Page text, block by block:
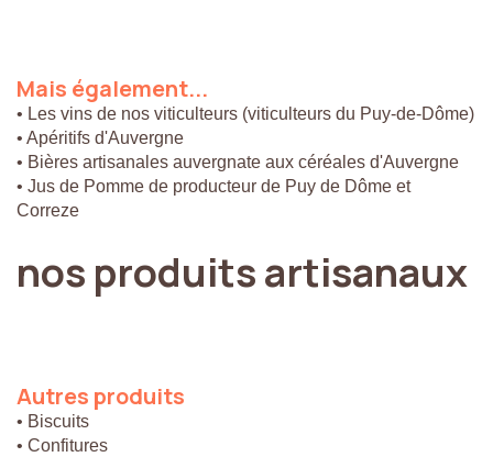
Mais également...
• Les vins de nos viticulteurs (viticulteurs du Puy-de-Dôme)
• Apéritifs d'Auvergne
• Bières artisanales auvergnate aux céréales d'Auvergne
• Jus de Pomme de producteur de Puy de Dôme et
Correze
nos produitsartisanaux
Autres produits
• Biscuits
• Confitures